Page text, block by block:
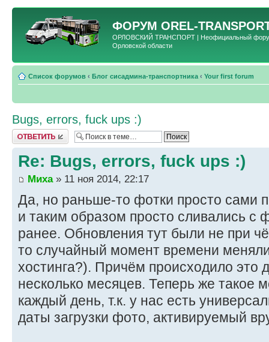
ФОРУМ OREL-
ОРЛОВСКИЙ ТРАНСПОРТ | Неофициальный форум
Орловской области
Список форумов ‹ Блог сисадмина-транспортника ‹ Your first forum
Bugs, errors, fuck ups :)
Ответить
Re: Bugs, errors, fuck ups :)
Миха» 11 ноя 2014, 22:17
Да, но раньше-то фотки просто сами
и таким образом просто сливались с
ранее. Обновления тут были не при
то случайный момент времени меняли
хостинга?). Причём происходило это
несколько месяцев. Теперь же такое
каждый день, т.к. у нас есть
даты загрузки фото, активируемый